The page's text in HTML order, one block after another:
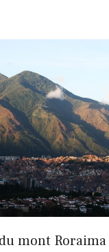
mont